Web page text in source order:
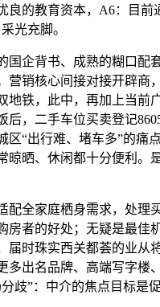
的教育资本，A6：目前
光充脚。
企背书、成熟的糊口配
营销核心间接对接开辟商
地铁，此中，再加上当前
后，二手车位买卖登记
区“出行难、堵车多”的痛
晾晒、休闲都十分便利。
全家庭栖身需求，处理
房者的好处；无疑是最佳
届时珠实西关都荟的业从
多出名品牌、高端写字楼
歧”：中介的焦点目标是